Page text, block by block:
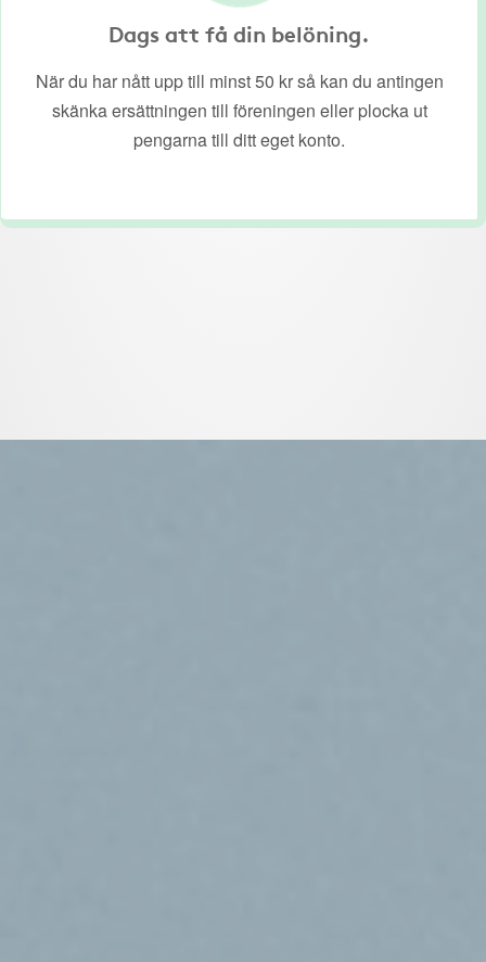
Dags att få din belöning.
När du har nått upp till minst 50 kr så kan du antingen
skänka ersättningen till föreningen eller plocka ut
pengarna till ditt eget konto.